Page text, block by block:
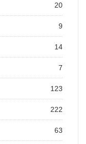
20
9
14
7
123
222
63